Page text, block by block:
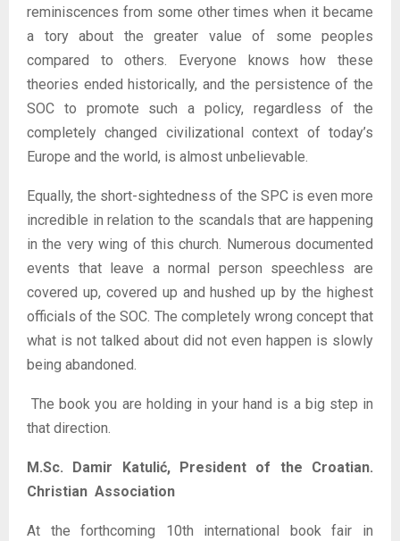
reminiscences from some other times when it became
a tory about the greater value of some peoples
compared to others. Everyone knows how these
theories ended historically, and the persistence of the
SOC to promote such a policy, regardless of the
completely changed civilizational context of today’s
Europe and the world, is almost unbelievable.
Equally, the short-sightedness of the SPC is even more
incredible in relation to the scandals that are happening
in the very wing of this church. Numerous documented
events that leave a normal person speechless are
covered up, covered up and hushed up by the highest
officials of the SOC. The completely wrong concept that
what is not talked about did not even happen is slowly
being abandoned.
The book you are holding in your hand is a big step in
that direction.
M.Sc. Damir Katulić, President of the Croatian.
Christian Association
At the forthcoming 10th international book fair in